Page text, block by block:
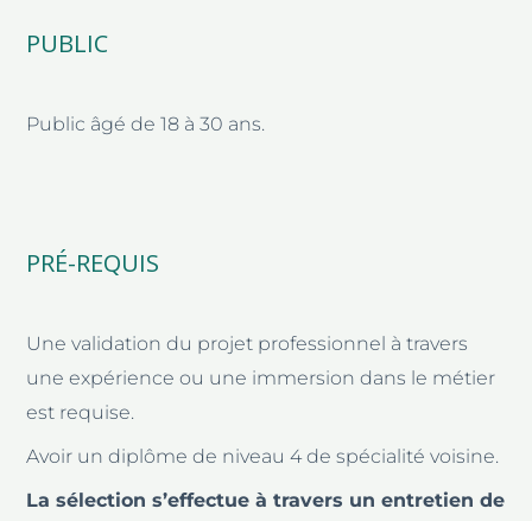
PUBLIC
Public âgé de 18 à 30 ans.
PRÉ-REQUIS
Une validation du projet professionnel à travers
une expérience ou une immersion dans le métier
est requise.
Avoir un diplôme de niveau 4 de spécialité voisine.
La sélection s’effectue à travers un entretien de